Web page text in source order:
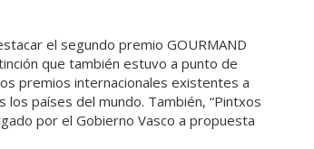
el segundo premio GOURMAND
que también estuvo a punto de
premios internacionales existentes a
países del mundo. También, “Pintxos
por el Gobierno Vasco a propuesta